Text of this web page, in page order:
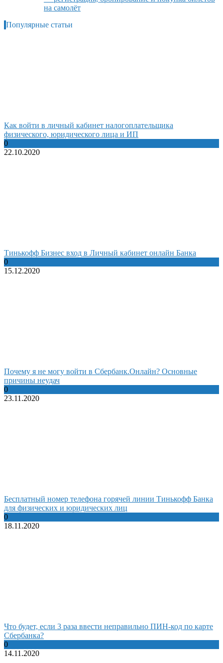
на самолёт
Популярные статьи
Как войти в личный кабинет налогоплательщика
физического, юридического лица и ИП
0
22.10.2020
Тинькофф Бизнес вход в Личный кабинет онлайн Банка
0
15.12.2020
Почему я не могу войти в Сбербанк.Онлайн? Основные
причины неудач
0
23.11.2020
Бесплатный номер телефона горячей линии Тинькофф Банка
для физических и юридических лиц
0
18.11.2020
Что будет, если 3 раза ввести неправильно ПИН-код по карте
Сбербанка?
0
14.11.2020